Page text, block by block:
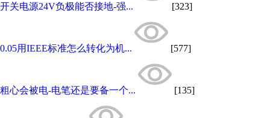
开关电源24V负极能否接地-强... [323]
0.05用IEEE标准怎么转化为机... [577]
粗心会被电-电笔还是要备一个... [135]